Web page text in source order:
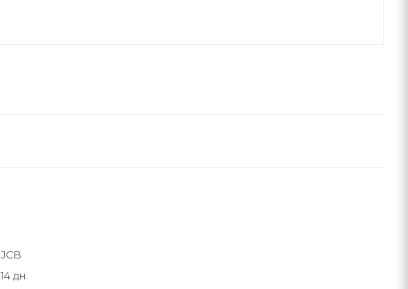
JCB
14 дн.